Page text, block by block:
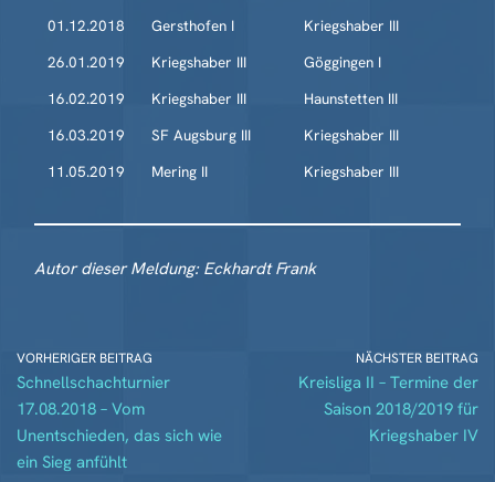
01.12.2018
Gersthofen I
Kriegshaber III
26.01.2019
Kriegshaber III
Göggingen I
16.02.2019
Kriegshaber III
Haunstetten III
16.03.2019
SF Augsburg III
Kriegshaber III
11.05.2019
Mering II Kriegshaber III
Autor dieser Meldung: Eckhardt Frank
VORHERIGER BEITRAG
Schnellschachturnier
17.08.2018 – Vom
Unentschieden, das sich wie
ein Sieg anfühlt
NÄCHSTER BEITRAG
Kreisliga II – Termine der
Saison 2018/2019 für
Kriegshaber IV